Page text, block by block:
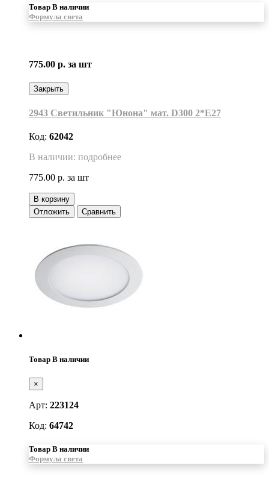
Товар В наличии
Формула света
775.00 р. за шт
Закрыть
2943 Светильник "Юнона" мат. D300 2*Е27
Код: 62042
В наличии: подробнее
775.00 р. за шт
В корзину
Отложить
Сравнить
Товар В наличии
×
Арт: 223124
Код: 64742
Товар В наличии
Формула света